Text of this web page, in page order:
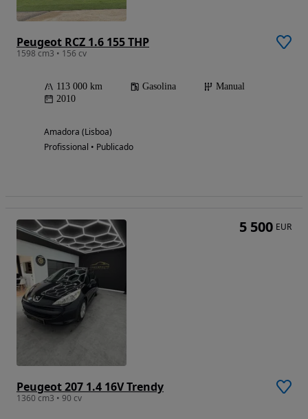
Peugeot RCZ 1.6 155 THP
1598 cm3 • 156 cv
113 000 km Gasolina
Manual
2010
Amadora (Lisboa)
Profissional • Publicado
Peugeot 207 1.4 16V Trendy
1360 cm3 • 90 cv
5 500 EUR